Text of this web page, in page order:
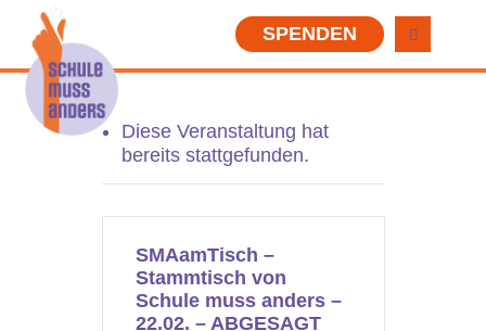
SPENDEN
Diese Veranstaltung hat
bereits stattgefunden.
SMAamTisch –
Stammtisch von
Schule muss anders –
22.02. – ABGESAGT